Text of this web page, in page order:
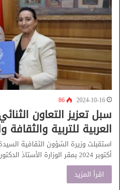
2024-10-16
86
سبل تعزيز التعاون
العربية للتربية والثقافة
أكتوبر 2024 بمقر الوزارة الأستاذ الدكتور احمد ولد أعمر، المدير…
اقرأ المزيد